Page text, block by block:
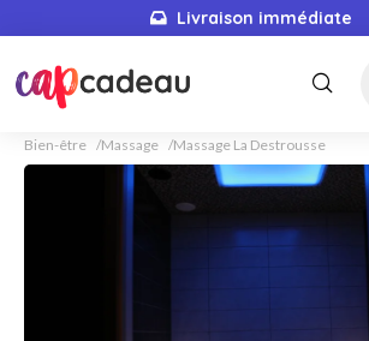
Livraison immédiate
Bien-être Massage Massage La Destrousse